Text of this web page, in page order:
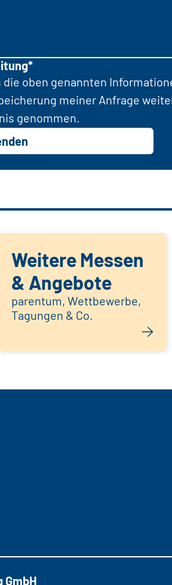
oben genannten
meiner Anfrage
genommen.
Weitere Messen
& Angebote
parentum, Wettbewerbe,
Tagungen & Co.